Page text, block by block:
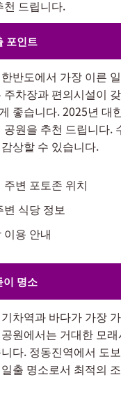
천 드립니다.
포인트
반도에서 가장 이른
주차장과 편의시설이
좋습니다. 2025년 대
공원을 추천 드립니다.
상할 수 있습니다.
변 포토존 위치
변 식당 정보
용 안내
이 명소
차역과 바다가 가장
원에서는 거대한 모
다. 정동진역에서 도
출 명소로서 최적의